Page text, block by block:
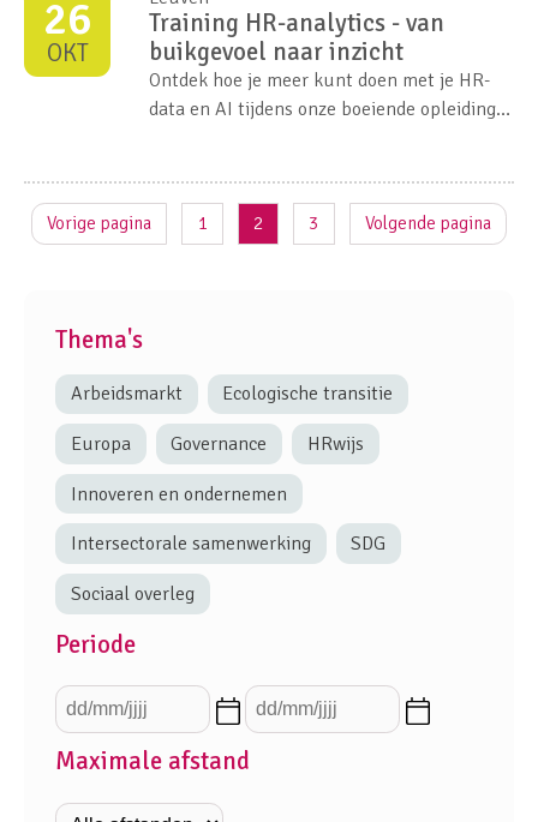
26
OKT
Training HR-analytics - van
buikgevoel naar inzicht
Ontdek hoe je meer kunt doen met je HR-
data en AI tijdens onze boeiende opleiding
en meer van HR-afdelingen verwacht hun
beslissingen te staven met objectieve
Vorige pagina 1 2 3 Volgende pagina
Thema's
Arbeidsmarkt Ecologische transitie
Europa Governance HRwijs
Innoveren en ondernemen
Intersectorale samenwerking SDG
Sociaal overleg
Periode
Maximale afstand